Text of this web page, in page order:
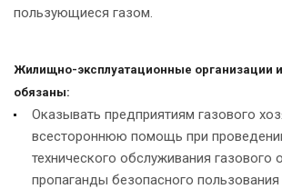
пользующиеся газом.
Жилищно-эксплуатационные организации
обязаны:
Оказывать предприятиям газового
всестороннюю помощь при
технического обслуживания газового
пропаганды безопасного